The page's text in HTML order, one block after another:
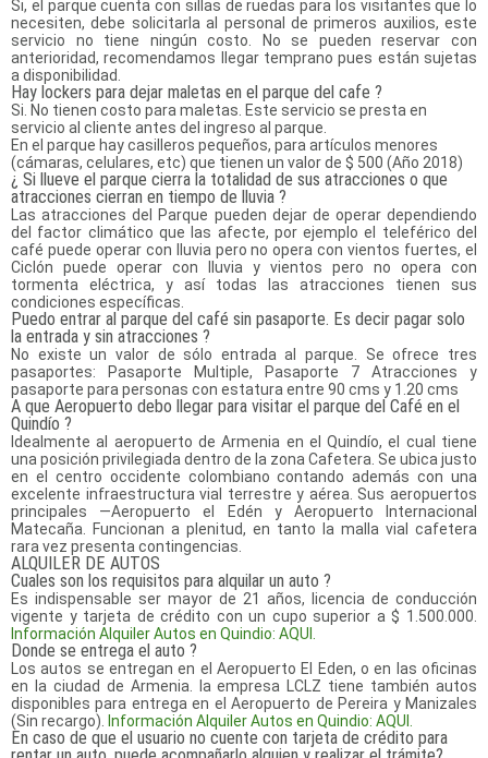
Si, el parque cuenta con sillas de ruedas para los visitantes que lo
necesiten, debe solicitarla al personal de primeros auxilios, este
servicio no tiene ningún costo. No se pueden reservar con
anterioridad, recomendamos llegar temprano pues están sujetas
a disponibilidad.
Hay lockers para dejar maletas en el parque del cafe ?
Si. No tienen costo para maletas. Este servicio se presta en
servicio al cliente antes del ingreso al parque.
En el parque hay casilleros pequeños, para artículos menores
(cámaras, celulares, etc) que tienen un valor de $ 500 (Año 2018)
¿ Si llueve el parque cierra la totalidad de sus atracciones o que
atracciones cierran en tiempo de lluvia ?
Las atracciones del Parque pueden dejar de operar dependiendo
del factor climático que las afecte, por ejemplo el teleférico del
café puede operar con lluvia pero no opera con vientos fuertes, el
Ciclón puede operar con lluvia y vientos pero no opera con
tormenta eléctrica, y así todas las atracciones tienen sus
condiciones específicas.
Puedo entrar al parque del café sin pasaporte. Es decir pagar solo
la entrada y sin atracciones ?
No existe un valor de sólo entrada al parque. Se ofrece tres
pasaportes: Pasaporte Multiple, Pasaporte 7 Atracciones y
pasaporte para personas con estatura entre 90 cms y 1.20 cms
A que Aeropuerto debo llegar para visitar el parque del Café en el
Quindío ?
Idealmente al aeropuerto de Armenia en el Quindío, el cual tiene
una posición privilegiada dentro de la zona Cafetera. Se ubica justo
en el centro occidente colombiano contando además con una
excelente infraestructura vial terrestre y aérea. Sus aeropuertos
principales —Aeropuerto el Edén y Aeropuerto Internacional
Matecaña. Funcionan a plenitud, en tanto la malla vial cafetera
rara vez presenta contingencias.
ALQUILER DE AUTOS
Cuales son los requisitos para alquilar un auto ?
Es indispensable ser mayor de 21 años, licencia de conducción
vigente y tarjeta de crédito con un cupo superior a $ 1.500.000.
Información Alquiler Autos en Quindio: AQUI.
Donde se entrega el auto ?
Los autos se entregan en el Aeropuerto El Eden, o en las oficinas
en la ciudad de Armenia. la empresa LCLZ tiene también autos
disponibles para entrega en el Aeropuerto de Pereira y Manizales
(Sin recargo).
Información Alquiler Autos en Quindio: AQUI.
En caso de que el usuario no cuente con tarjeta de crédito para